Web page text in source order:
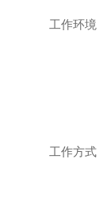
工作环境
工作方式